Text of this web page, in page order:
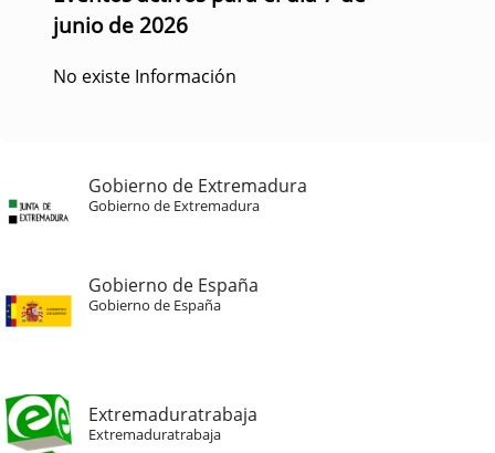
junio de 2026
No existe Información
Gobierno de Extremadura
Gobierno de Extremadura
Gobierno de España
Gobierno de España
Extremaduratrabaja
Extremaduratrabaja